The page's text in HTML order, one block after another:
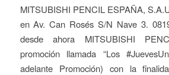
MITSUBISHI PENCIL ESPAÑA,
en Av. Can Rosés S/N Nave 3.
desde ahora MITSUBISHI
promoción llamada “Los
adelante Promoción) con la